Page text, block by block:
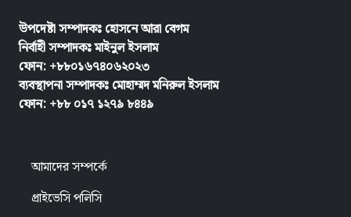
উপদেষ্টা সম্পাদকঃ হোসনে আরা বেগম
নির্বাহী সম্পাদকঃমাইনুল ইসলাম
ফোন: +৮৮০১৬৭৪০৬২০২৩
ব্যবস্থাপনা সম্পাদকঃ মোহাম্মদ মনিরুল ইসলাম
ফোন: +৮৮ ০১৭ ১২৭৯ ৮৪৪৯
আমাদের সম্পর্কে
প্রাইভেসি পলিসি